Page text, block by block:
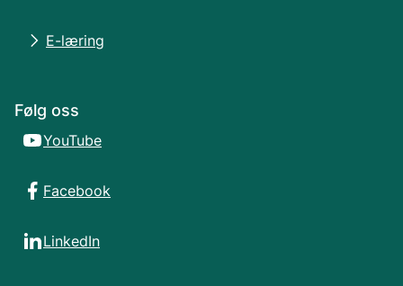
E-læring
Følg oss
YouTube
Facebook
LinkedIn